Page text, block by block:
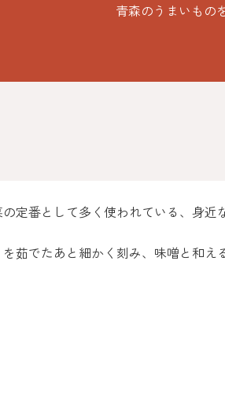
青森のうまいもの
番として多く使われている、身近
茹でたあと細かく刻み、味噌と和え